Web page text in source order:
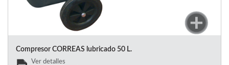
Compresor CORREAS lubricado 50 L.
Ver detalles